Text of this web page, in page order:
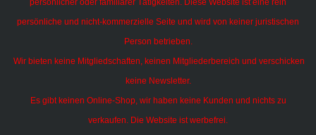
persönlicher oder familiärer Tätigkeiten. Diese Website ist eine rein
persönliche und nicht-kommerzielle Seite und wird von keiner juristischen
Person betrieben.
Wir bieten keine Mitgliedschaften, keinen Mitgliederbereich und verschicken
keine Newsletter.
Es gibt keinen Online-Shop, wir haben keine Kunden und nichts zu
verkaufen. Die Website ist werbefrei.